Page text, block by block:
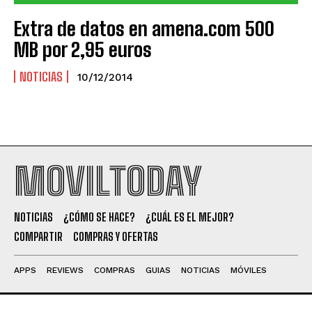
Extra de datos en amena.com 500
MB por 2,95 euros
NOTICIAS 10/12/2014
MOVILTODAY
NOTICIAS ¿CÓMO SE HACE?
¿CUÁL ES EL MEJOR?
COMPARTIR
COMPRAS Y OFERTAS
APPS REVIEWS COMPRAS GUIAS NOTICIAS MÓVILES